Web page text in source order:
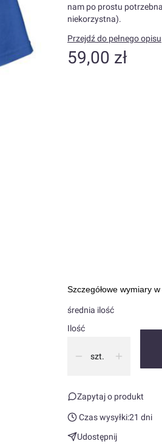
nam po prostu
niekorzystna).
Przejdź do pełnego opisu
Cena
59,00 zł
Szczegółowe wymiary w
średnia ilość
Ilość
szt.
Zapytaj o produkt
Czas wysyłki:21 dni
Udostępnij